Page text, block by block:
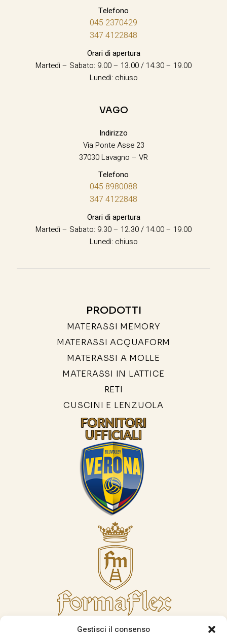
Gestisci il consenso
Telefono
045 2370429
347 4122848
Orari di apertura
Martedì – Sabato: 9.00 – 13.00 / 14.30 – 19.00
Lunedì: chiuso
VAGO
Indirizzo
Via Ponte Asse 23
37030 Lavagno – VR
Telefono
045 8980088
347 4122848
Orari di apertura
Martedì – Sabato: 9.30 – 12.30 / 14.00 – 19.00
Lunedì: chiuso
PRODOTTI
MATERASSI MEMORY
MATERASSI ACQUAFORM
MATERASSI A MOLLE
MATERASSI IN LATTICE
RETI
CUSCINI E LENZUOLA